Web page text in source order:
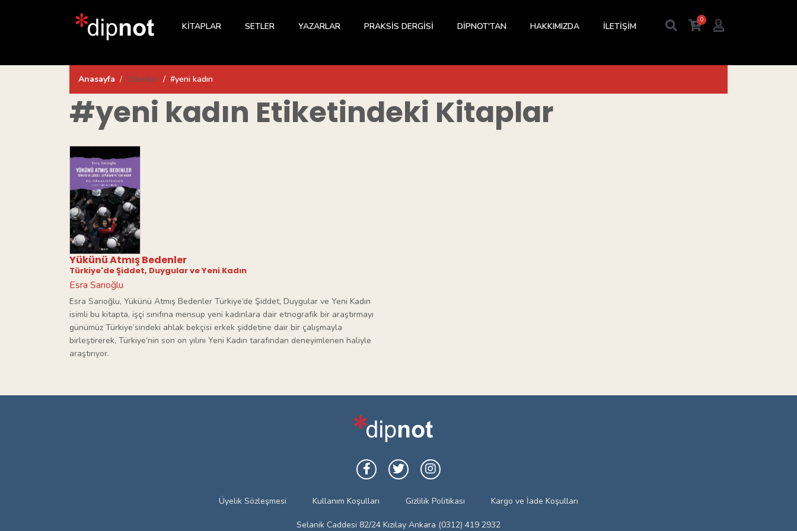
KİTAPLAR SETLER YAZARLAR PRAKSİS DERGİSİ DİPNOT'TAN HAKKIMIZDA İLETİŞİM
0
Anasayfa Etiketler #yeni kadın
#yeni kadın Etiketindeki Kitaplar
Yükünü Atmış Bedenler
Türkiye'de Şiddet, Duygular ve Yeni Kadın
Esra Sarıoğlu
Esra Sarıoğlu, Yükünü Atmış Bedenler Türkiye’de Şiddet, Duygular ve Yeni Kadın
isimli bu kitapta, işçi sınıfına mensup yeni kadınlara dair etnografik bir araştırmayı
günümüz Türkiye’sindeki ahlak bekçisi erkek şiddetine dair bir çalışmayla
birleştirerek, Türkiye’nin son on yılını Yeni Kadın tarafından deneyimlenen haliyle
araştırıyor.
Üyelik Sözleşmesi Kullanım Koşulları Gizlilik Politikası Kargo ve İade Koşulları
Selanik Caddesi 82/24 Kızılay Ankara (0312) 419 2932